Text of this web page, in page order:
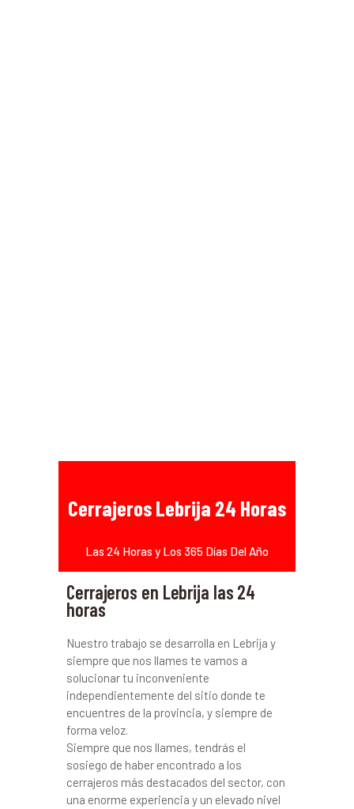
Cerrajeros Lebrija 24 Horas
Las 24 Horas y Los 365 Días Del Año
Cerrajeros en Lebrija las 24
horas
Nuestro trabajo se desarrolla en Lebrija y
siempre que nos llames te vamos a
solucionar tu inconveniente
independientemente del sitio donde te
encuentres de la provincia, y siempre de
forma veloz.
Siempre que nos llames, tendrás el
sosiego de haber encontrado a los
cerrajeros más destacados del sector, con
una enorme experiencia y un elevado nivel